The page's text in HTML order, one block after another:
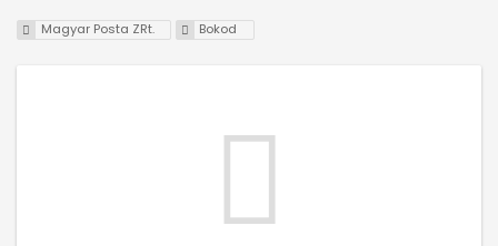
Magyar Posta ZRt. Bokod